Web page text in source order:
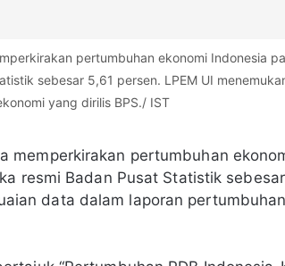
pertumbuhan ekonomi Indonesia
sebesar 5,61 persen. LPEM UI
yang dirilis BPS./ IST
memperkirakan pertumbuhan
resmi Badan Pusat Statistik
data dalam laporan